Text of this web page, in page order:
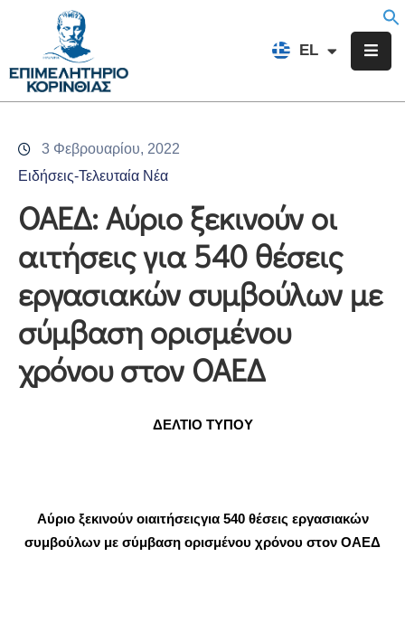
EL
FR
Επιμελητήριο
Υπηρεσίες
Προγράμματα
&
Εκδηλώσεις
Επικοινωνία
3 Φεβρουαρίου, 2022
Ειδήσεις-Τελευταία Νέα
ΟΑΕΔ: Αύριο ξεκινούν οι
αιτήσεις για 540 θέσεις
εργασιακών συμβούλων με
σύμβαση ορισμένου
χρόνου στον ΟΑΕΔ
ΔΕΛΤΙΟ ΤΥΠΟΥ
Αύριο ξεκινούν οιαιτήσειςγια 540 θέσεις εργασιακών
συμβούλων με σύμβαση ορισμένου χρόνου στον ΟΑΕΔ